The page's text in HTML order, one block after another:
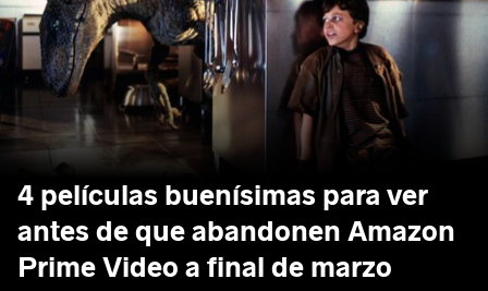
4 películas buenísimas para ver
antes de que abandonen Amazon
Prime Video a final de marzo